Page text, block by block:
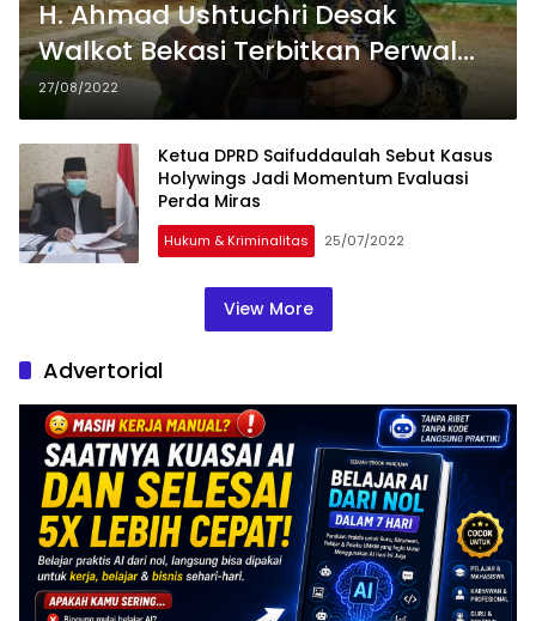
H. Ahmad Ushtuchri Desak
Walkot Bekasi Terbitkan Perwal
Perda Pesantren
27/08/2022
Ketua DPRD Saifuddaulah Sebut Kasus
Holywings Jadi Momentum Evaluasi
Perda Miras
Hukum & Kriminalitas 25/07/2022
View More
Advertorial